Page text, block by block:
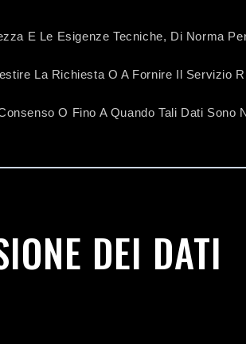
E Le Esigenze Tecniche, Di Norma
La Richiesta O A Fornire Il Servizio
O Fino A Quando Tali Dati Sono
DEI DATI